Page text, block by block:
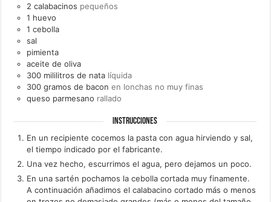
2 calabacinos pequeños
1 huevo
1 cebolla
sal
pimienta
aceite de oliva
300 mililitros de nata líquida
300 gramos de bacon en lonchas no muy finas
queso parmesano rallado
INSTRUCCIONES
En un recipiente cocemos la pasta con agua hirviendo y sal,
el tiempo indicado por el fabricante.
Una vez hecho, escurrimos el agua, pero dejamos un poco.
En una sartén pochamos la cebolla cortada muy finamente.
A continuación añadimos el calabacino cortado más o menos